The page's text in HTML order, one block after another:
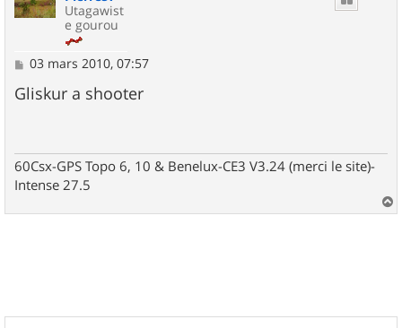
Utagawist
e gourou
M
s
s
03 mars 2010, 07:57
Gliskur a shooter
60Csx-GPS Topo 6, 10 & Benelux-CE3 V3.24 (merci le site)-
Intense 27.5
a